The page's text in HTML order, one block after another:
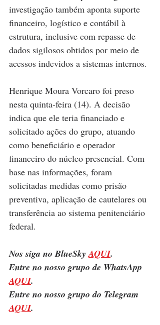
investigação também aponta suporte
financeiro, logístico e contábil à
estrutura, inclusive com repasse de
dados sigilosos obtidos por meio de
acessos indevidos a sistemas internos.
Henrique Moura Vorcaro foi preso
nesta quinta-feira (14). A decisão
indica que ele teria financiado e
solicitado ações do grupo, atuando
como beneficiário e operador
financeiro do núcleo presencial. Com
base nas informações, foram
solicitadas medidas como prisão
preventiva, aplicação de cautelares ou
transferência ao sistema penitenciário
federal.
Nos siga no BlueSky AQUI.
Entre no nosso grupo de WhatsApp
AQUI.
Entre no nosso grupo do Telegram
AQUI.